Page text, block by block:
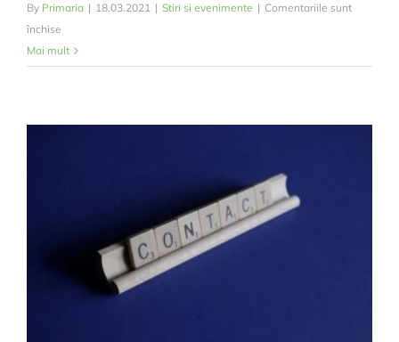
By Primaria | 18.03.2021 | Stiri si evenimente | Comentariile sunt
închise
ANUNȚ-
TERMEN
Mai mult